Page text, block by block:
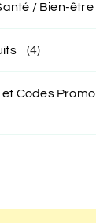
/ Bien-être
(4)
et Codes Promo